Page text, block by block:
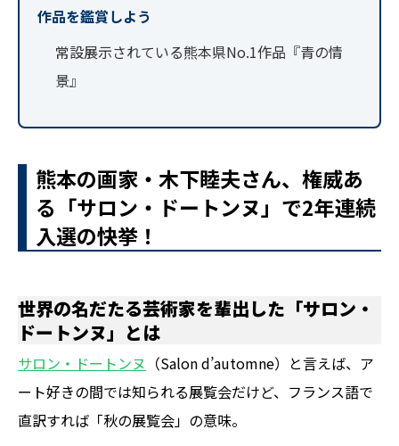
作品を鑑賞しよう
常設展示されている熊本県No.1作品『青の情
景』
熊本の画家・木下睦夫さん、権威あ
る「サロン・ドートンヌ」で2年連続
入選の快挙！
世界の名だたる芸術家を輩出した「サロン・
ドートンヌ」とは
サロン・ドートンヌ （Salon d’automne）と言えば、ア
ート好きの間では知られる展覧会だけど、フランス語で
直訳すれば「秋の展覧会」の意味。